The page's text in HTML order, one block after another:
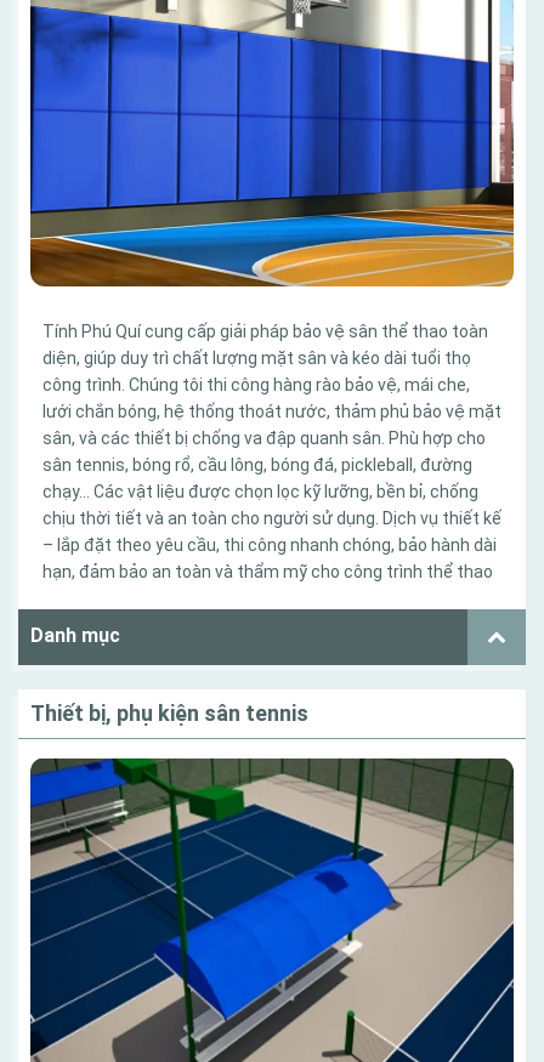
Tính Phú Quí cung cấp giải pháp bảo vệ sân thể thao toàn
diện, giúp duy trì chất lượng mặt sân và kéo dài tuổi thọ
công trình. Chúng tôi thi công hàng rào bảo vệ, mái che,
lưới chắn bóng, hệ thống thoát nước, thảm phủ bảo vệ mặt
sân, và các thiết bị chống va đập quanh sân. Phù hợp cho
sân tennis, bóng rổ, cầu lông, bóng đá, pickleball, đường
chạy… Các vật liệu được chọn lọc kỹ lưỡng, bền bỉ, chống
chịu thời tiết và an toàn cho người sử dụng. Dịch vụ thiết kế
– lắp đặt theo yêu cầu, thi công nhanh chóng, bảo hành dài
hạn, đảm bảo an toàn và thẩm mỹ cho công trình thể thao
Danh mục
Thiết bị, phụ kiện sân tennis